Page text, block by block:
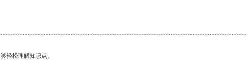
轻松理解知识点。